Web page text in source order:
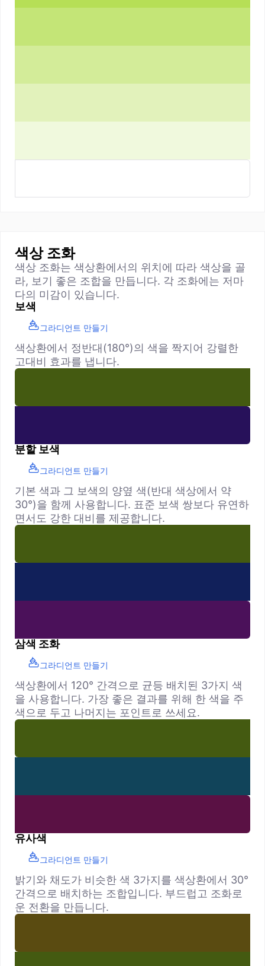
색상 조화
색상 조화는 색상환에서의 위치에 따라 색상을 골
라, 보기 좋은 조합을 만듭니다. 각 조화에는 저마
다의 미감이 있습니다.
보색
그라디언트 만들기
색상환에서 정반대(180°)의 색을 짝지어 강렬한
고대비 효과를 냅니다.
분할 보색
그라디언트 만들기
기본 색과 그 보색의 양옆 색(반대 색상에서 약
30°)을 함께 사용합니다. 표준 보색 쌍보다 유연하
면서도 강한 대비를 제공합니다.
삼색 조화
그라디언트 만들기
색상환에서 120° 간격으로 균등 배치된 3가지 색
을 사용합니다. 가장 좋은 결과를 위해 한 색을 주
색으로 두고 나머지는 포인트로 쓰세요.
유사색
그라디언트 만들기
밝기와 채도가 비슷한 색 3가지를 색상환에서 30°
간격으로 배치하는 조합입니다. 부드럽고 조화로
운 전환을 만듭니다.